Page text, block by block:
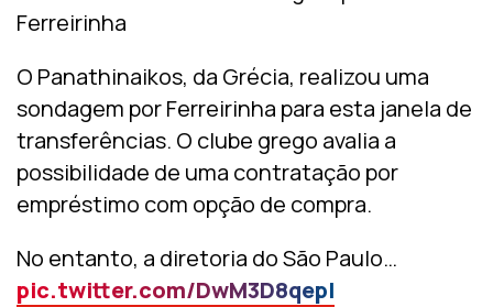
Ferreirinha
O Panathinaikos, da Grécia, realizou uma
sondagem por Ferreirinha para esta janela de
transferências. O clube grego avalia a
possibilidade de uma contratação por
empréstimo com opção de compra.
No entanto, a diretoria do São Paulo…
pic.twitter.com/DwM3D8qepl